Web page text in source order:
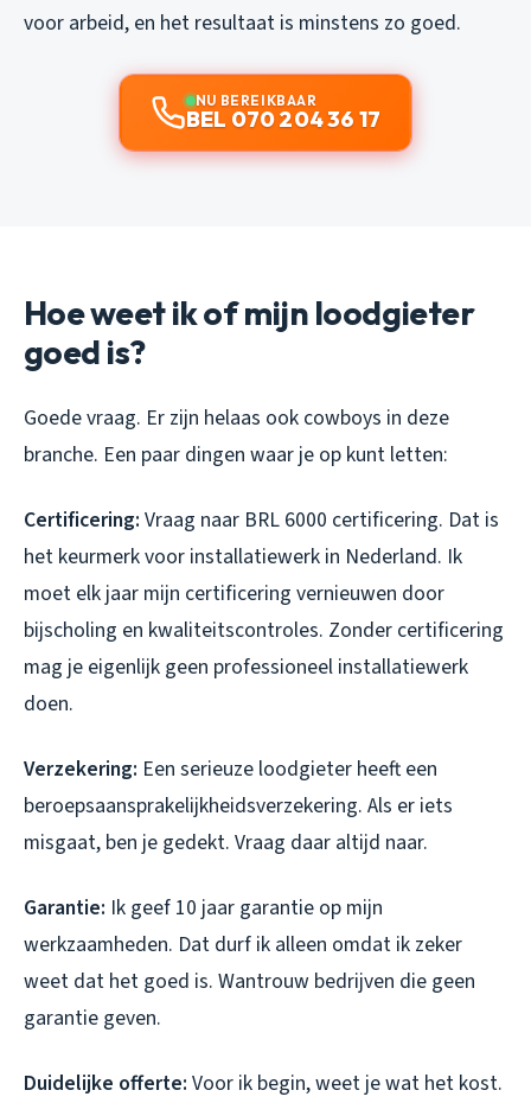
voor arbeid, en het resultaat is minstens zo goed.
NU BEREIKBAAR
BEL 070 204 36 17
Hoe weet ik of mijn loodgieter
goed is?
Goede vraag. Er zijn helaas ook cowboys in deze
branche. Een paar dingen waar je op kunt letten:
Certificering: Vraag naar BRL 6000 certificering. Dat is
het keurmerk voor installatiewerk in Nederland. Ik
moet elk jaar mijn certificering vernieuwen door
bijscholing en kwaliteitscontroles. Zonder certificering
mag je eigenlijk geen professioneel installatiewerk
doen.
Verzekering: Een serieuze loodgieter heeft een
beroepsaansprakelijkheidsverzekering. Als er iets
misgaat, ben je gedekt. Vraag daar altijd naar.
Garantie: Ik geef 10 jaar garantie op mijn
werkzaamheden. Dat durf ik alleen omdat ik zeker
weet dat het goed is. Wantrouw bedrijven die geen
garantie geven.
Duidelijke offerte: Voor ik begin, weet je wat het kost.